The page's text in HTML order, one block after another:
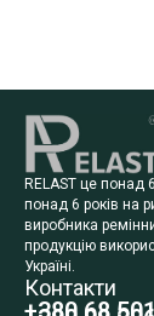
RELAST це понад
понад 6 років на
виробника
продукцію
Україні.
Контакти